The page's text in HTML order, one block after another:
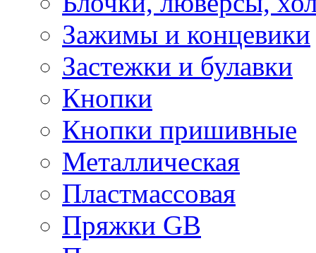
Зажимы и концевики
Застежки и булавки
Кнопки
Кнопки пришивные
Металлическая
Пластмассовая
Пряжки GB